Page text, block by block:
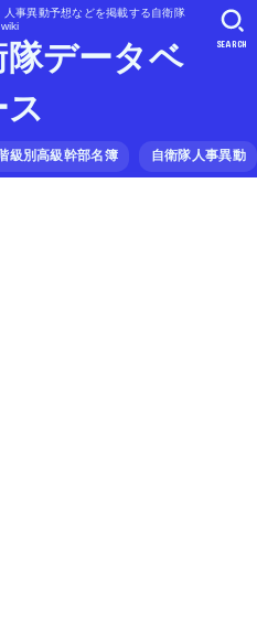
事異動予想などを掲載する自衛隊
wiki
隊データベ
ス
級別高級幹部名簿 自衛隊人事異動
SEARCH